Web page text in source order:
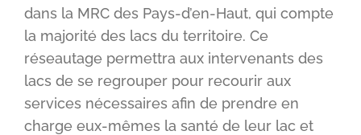
dans la MRC des Pays-d’en-Haut, qui compte
la majorité des lacs du territoire. Ce
réseautage permettra aux intervenants des
lacs de se regrouper pour recourir aux
services nécessaires afin de prendre en
charge eux-mêmes la santé de leur lac et